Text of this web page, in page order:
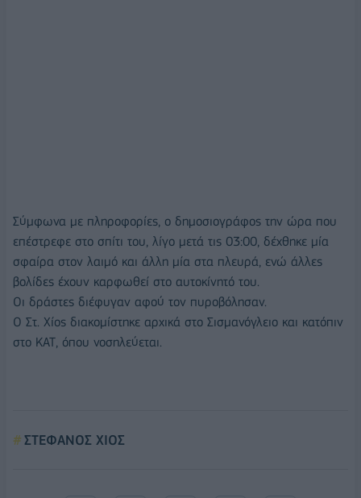
Σύμφωνα με πληροφορίες, ο δημοσιογράφος την ώρα που
επέστρεφε στο σπίτι του, λίγο μετά τις 03:00, δέχθηκε μία
σφαίρα στον λαιμό και άλλη μία στα πλευρά, ενώ άλλες
βολίδες έχουν καρφωθεί στο αυτοκίνητό του.
Οι δράστες διέφυγαν αφού τον πυροβόλησαν.
Ο Στ. Χίος διακομίστηκε αρχικά στο Σισμανόγλειο και κατόπιν
στο ΚΑΤ, όπου νοσηλεύεται.
ΣΤΕΦΑΝΟΣ ΧΙΟΣ